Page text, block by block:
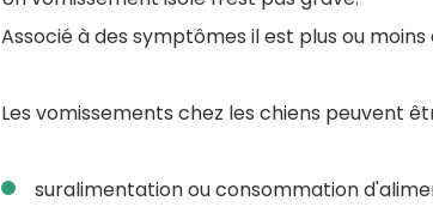
Associé à des symptômes il est plus ou moins
Les vomissements chez les chiens peuvent
suralimentation ou consommation